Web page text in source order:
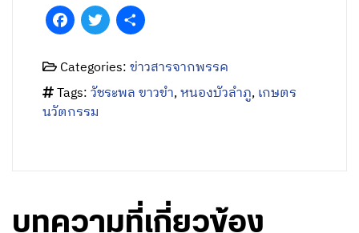
Tags:วัชระพล ขาวขำ
นวัตกรรม